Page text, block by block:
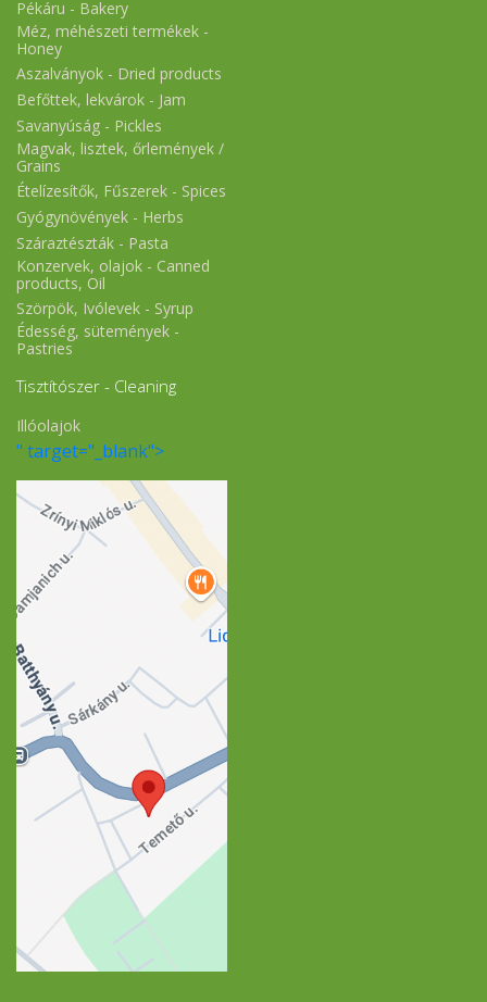
Pékáru - Bakery
Méz, méhészeti termékek -
Honey
Aszalványok - Dried products
Befőttek, lekvárok - Jam
Savanyúság - Pickles
Magvak, lisztek, őrlemények /
Grains
Ételízesítők, Fűszerek - Spices
Gyógynövények - Herbs
Száraztészták - Pasta
Konzervek, olajok - Canned
products, Oil
Szörpök, Ivólevek - Syrup
Édesség, sütemények -
Pastries
Tisztítószer - Cleaning
Illóolajok
" target="_blank">